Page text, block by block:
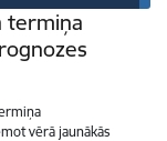
termiņa
vērā jaunākās